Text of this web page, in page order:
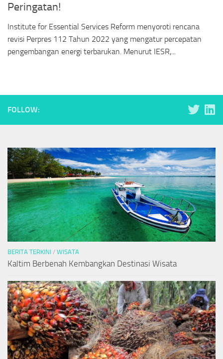
Peringatan!
Institute for Essential Services Reform menyoroti rencana
revisi Perpres 112 Tahun 2022 yang mengatur percepatan
pengembangan energi terbarukan. Menurut IESR,...
FOLLOW:
BERITA TERKINI / WISATA
Kaltim Berbenah Kembangkan Destinasi Wisata